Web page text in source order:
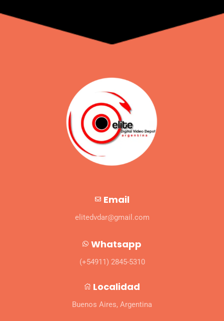
Email
elitedvdar@gmail.com
Whatsapp
(+54911) 2845-5310
Localidad
Buenos Aires, Argentina